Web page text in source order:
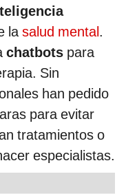
lasalud mental.
chatbots para
Sin
han pedido
para evitar
tratamientos o
especialistas.